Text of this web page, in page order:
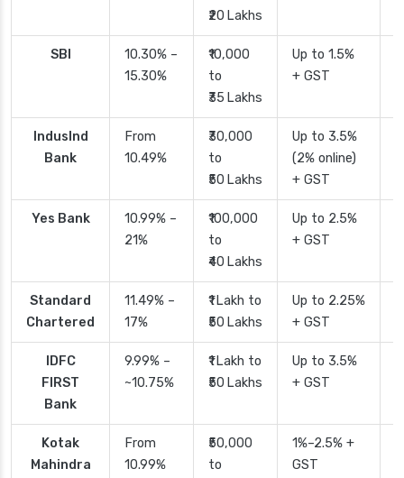
₹20 Lakhs
SBI
10.30% –
15.30%
₹10,000
to
₹35 Lakhs
Up to 1.5%
+ GST
IndusInd
Bank
From
10.49%
₹30,000
to
₹50 Lakhs
Up to 3.5%
(2% online)
+ GST
Yes Bank
10.99% –
21%
₹100,000
to
₹40 Lakhs
Up to 2.5%
+ GST
Standard
Chartered
11.49% –
17%
₹1 Lakh to
₹50 Lakhs
Up to 2.25%
+ GST
IDFC
FIRST
Bank
9.99% –
~10.75%
₹1 Lakh to
₹50 Lakhs
Up to 3.5%
+ GST
Kotak
Mahindra
From
10.99%
₹50,000
to
1%–2.5% +
GST